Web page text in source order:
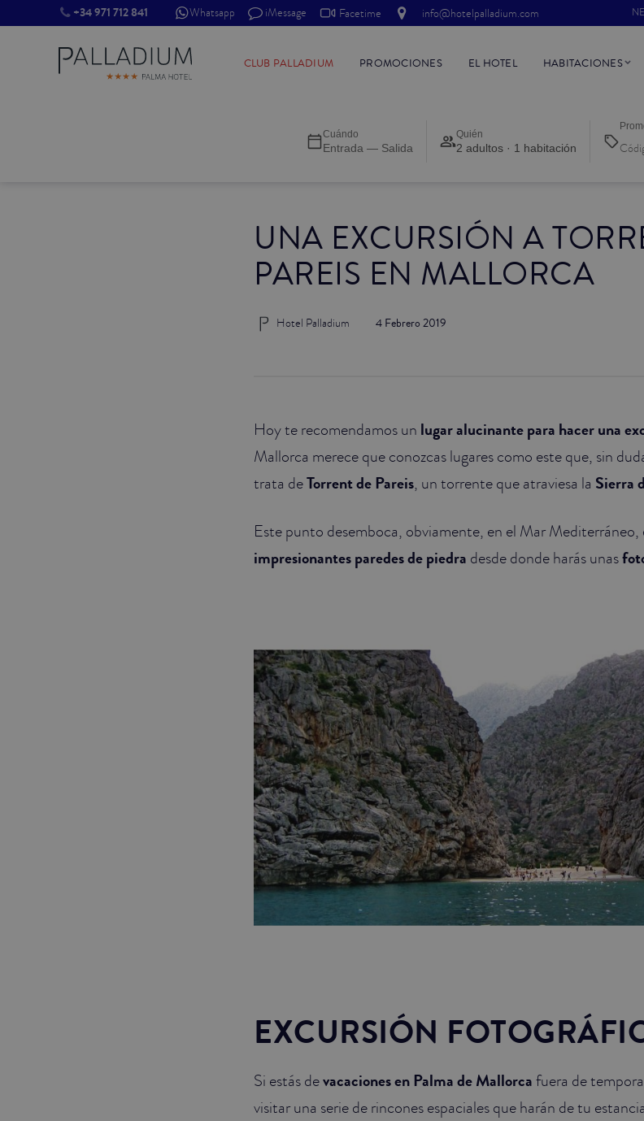
UNA EXCURSIÓN A
PAREIS EN MALLORCA
4 Febrero 2019
Hotel Palladium
Hoy te recomendamos un lugar alucinante para hacer una
Mallorca merece que conozcas lugares como este que, sin
trata deTorrent de Pareis, un torrente que atraviesa la Sierra
Este punto desemboca, obviamente, en el Mar Mediterráneo,
impresionantes paredes de piedra desde donde harás unas
EXCURSIÓN
Si estás devacaciones en Palma de Mallorcafuera de
visitar una serie de rincones espaciales que harán de tu
+34 971 712 841 Whatsapp iMessage Facetime info@hotelpalladium.com
CLUB PALLADIUM PROMOCIONES EL HOTEL HABITACIONES
Cuándo
Entrada — Salida
Quién
2 adultos · 1 habitación
INDIVIDUAL RED